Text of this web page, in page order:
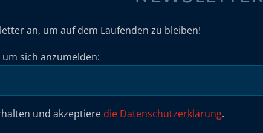
an, um auf dem Laufenden zu bleiben!
um sich anzumelden:
und akzeptiere die Datenschutzerklärung.